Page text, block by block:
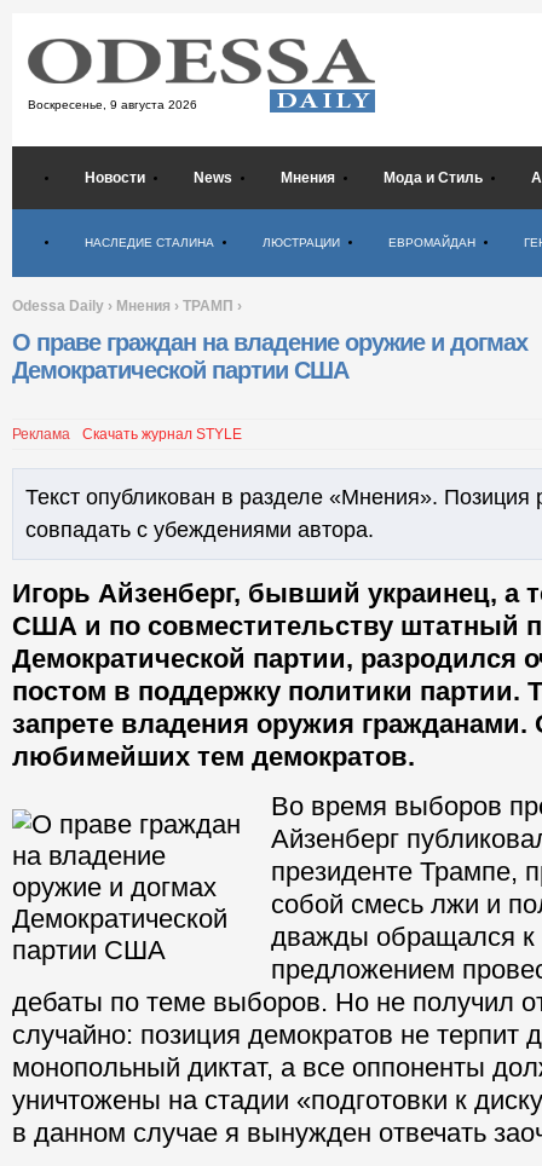
Воскресенье, 9 августа 2026
Новости News Мнения Мода и Стиль
НАСЛЕДИЕ СТАЛИНА ЛЮСТРАЦИИ ЕВРОМАЙДАН
Odessa Daily › Мнения › ТРАМП ›
О праве граждан на владение оружие и догмах
Демократической партии США
Реклама Скачать журнал STYLE
Текст опубликован в разделе «Мнения». Позиция
совпадать с убеждениями автора.
Игорь Айзенберг, бывший украинец, а
США и по совместительству штатный
Демократической партии, разродился
постом в поддержку политики партии.
запрете владения оружия гражданами.
любимейших тем демократов.
Во время выборов
Айзенберг
президенте Трампе,
собой смесь лжи и
дважды обращался к
предложением
дебаты по теме выборов. Но не получил
случайно: позиция демократов не терпит
монопольный диктат, а все оппоненты
уничтожены на стадии «подготовки к
в данном случае я вынужден отвечать